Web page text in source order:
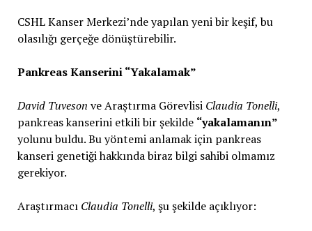
CSHL Kanser Merkezi’nde yapılan yeni bir keşif, bu
olasılığı gerçeğe dönüştürebilir.
Pankreas Kanserini “Yakalamak”
David Tuveson ve Araştırma Görevlisi Claudia Tonelli,
pankreas kanserini etkili bir şekilde “yakalamanın”
yolunu buldu. Bu yöntemi anlamak için pankreas
kanseri genetiği hakkında biraz bilgi sahibi olmamız
gerekiyor.
Araştırmacı Claudia Tonelli, şu şekilde açıklıyor: